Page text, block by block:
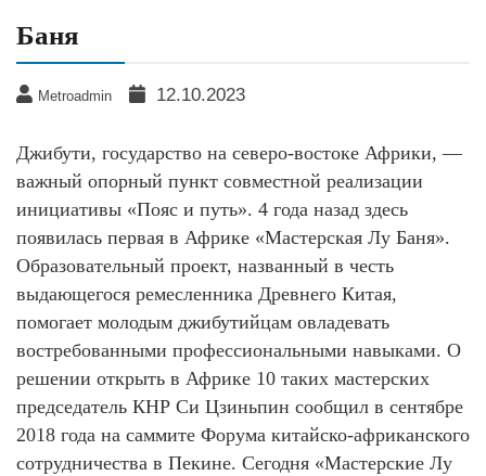
Баня
Metroadmin 12.10.2023
Джибути, государство на северо-востоке Африки, —
важный опорный пункт совместной реализации
инициативы «Пояс и путь». 4 года назад здесь
появилась первая в Африке «Мастерская Лу Баня».
Образовательный проект, названный в честь
выдающегося ремесленника Древнего Китая,
помогает молодым джибутийцам овладевать
востребованными профессиональными навыками. О
решении открыть в Африке 10 таких мастерских
председатель КНР Си Цзиньпин сообщил в сентябре
2018 года на саммите Форума китайско-африканского
сотрудничества в Пекине. Сегодня «Мастерские Лу